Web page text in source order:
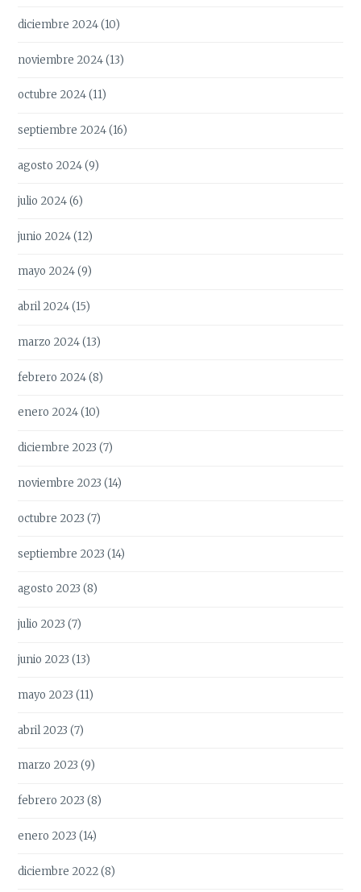
diciembre 2024(10)
noviembre 2024(13)
octubre 2024(11)
septiembre 2024(16)
agosto 2024(9)
julio 2024(6)
junio 2024(12)
mayo 2024(9)
abril 2024(15)
marzo 2024(13)
febrero 2024(8)
enero 2024(10)
diciembre 2023 (7)
noviembre 2023 (14)
octubre 2023 (7)
septiembre 2023 (14)
agosto 2023 (8)
julio 2023 (7)
junio 2023 (13)
mayo 2023 (11)
abril 2023 (7)
marzo 2023 (9)
febrero 2023 (8)
enero 2023 (14)
diciembre 2022(8)